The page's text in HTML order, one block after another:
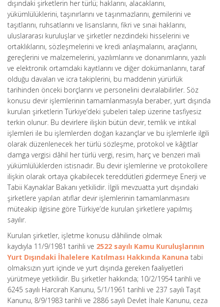
dışındaki şirketlerin her türlü; haklarını, alacaklarını,
yükümlülüklerini, taşınırlarını ve taşınmazlarını, gemilerini ve
taşıtlarını, ruhsatlarını ve lisanslarını, fikri ve sınai haklarını,
uluslararası kuruluşlar ve şirketler nezdindeki hisselerini ve
ortaklıklarını, sözleşmelerini ve kredi anlaşmalarını, araçlarını,
gereçlerini ve malzemelerini, yazılımlarını ve donanımlarını, yazılı
ve elektronik ortamdaki kayıtlarını ve diğer dokümanlarını, taraf
olduğu davaları ve icra takiplerini, bu maddenin yürürlük
tarihinden önceki borçlarını ve personelini devralabilirler. Söz
konusu devir işlemlerinin tamamlanmasıyla beraber, yurt dışında
kurulan şirketlerin Türkiye’deki şubeleri talep üzerine tasfiyesiz
terkin olunur. Bu devirlere ilişkin bütün devir, temlik ve intikal
işlemleri ile bu işlemlerden doğan kazançlar ve bu işlemlerle ilgili
olarak düzenlenecek her türlü sözleşme, protokol ve kâğıtlar
damga vergisi dâhil her türlü vergi, resim, harç ve benzeri mali
yükümlülüklerden istisnadır. Bu devir işlemlerine ve protokollere
ilişkin olarak ortaya çıkabilecek tereddütleri gidermeye Enerji ve
Tabii Kaynaklar Bakanı yetkilidir. İlgili mevzuatta yurt dışındaki
şirketlere yapılan atıflar devir işlemlerinin tamamlanmasını
müteakip ilgisine göre Türkiye’de kurulan şirketlere yapılmış
sayılır.
Kurulan şirketler, işletme konusu dâhilinde olmak
kaydıyla 11/9/1981 tarihli ve 2522 sayılı Kamu Kuruluşlarının
Yurt Dışındaki İhalelere Katılması Hakkında Kanuna tabi
olmaksızın yurt içinde ve yurt dışında gereken faaliyetleri
yürütmeye yetkilidir. Bu şirketler hakkında; 10/2/1954 tarihli ve
6245 sayılı Harcırah Kanunu, 5/1/1961 tarihli ve 237 sayılı Taşıt
Kanunu, 8/9/1983 tarihli ve 2886 sayılı Devlet İhale Kanunu, ceza